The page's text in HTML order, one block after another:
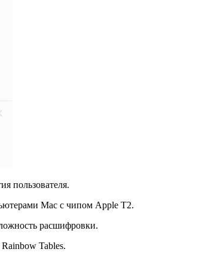
пользователя.
Mac с чипом Apple T2.
расшифровки.
Tables.